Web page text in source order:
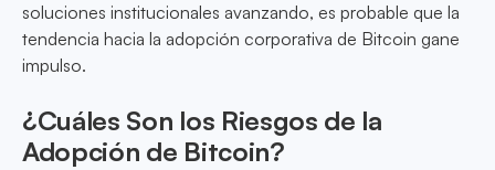
soluciones institucionales avanzando, es probable que la
tendencia hacia la adopción corporativa de Bitcoin gane
impulso.
¿Cuáles Son los Riesgos de la
Adopción de Bitcoin?